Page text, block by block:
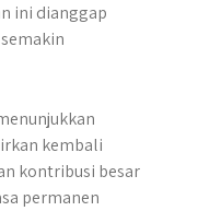
ini dianggap
kembali
kontribusi besar
permanen